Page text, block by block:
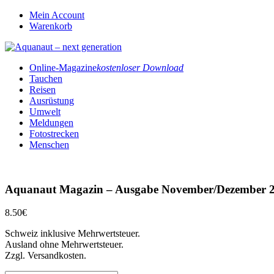
Mein Account
Warenkorb
Online-Magazinekostenloser Download
Tauchen
Reisen
Ausrüstung
Umwelt
Meldungen
Fotostrecken
Menschen
Aquanaut Magazin – Ausgabe November/Dezember
8.50€
Schweiz inklusive Mehrwertsteuer.
Ausland ohne Mehrwertsteuer.
Zzgl. Versandkosten.